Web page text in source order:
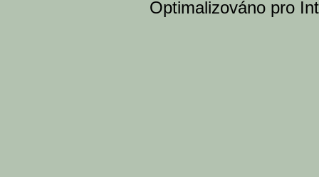
Optimalizováno pro